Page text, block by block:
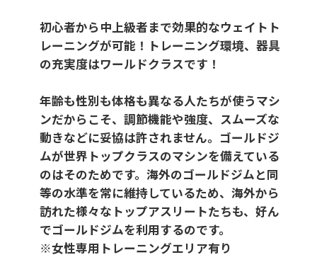
初心者から中上級者まで効果的なウェイトト
レーニングが可能！トレーニング環境、器具
の充実度はワールドクラスです！
年齢も性別も体格も異なる人たちが使うマシ
ンだからこそ、調節機能や強度、スムーズな
動きなどに妥協は許されません。ゴールドジ
ムが世界トップクラスのマシンを備えている
のはそのためです。海外のゴールドジムと同
等の水準を常に維持しているため、海外から
訪れた様々なトップアスリートたちも、好ん
でゴールドジムを利用するのです。
※女性専用トレーニングエリア有り